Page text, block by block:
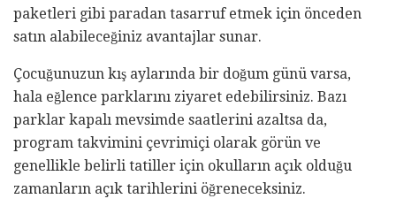
paketleri gibi paradan tasarruf etmek için önceden
satın alabileceğiniz avantajlar sunar.
Çocuğunuzun kış aylarında bir doğum günü varsa,
hala eğlence parklarını ziyaret edebilirsiniz. Bazı
parklar kapalı mevsimde saatlerini azaltsa da,
program takvimini çevrimiçi olarak görün ve
genellikle belirli tatiller için okulların açık olduğu
zamanların açık tarihlerini öğreneceksiniz.